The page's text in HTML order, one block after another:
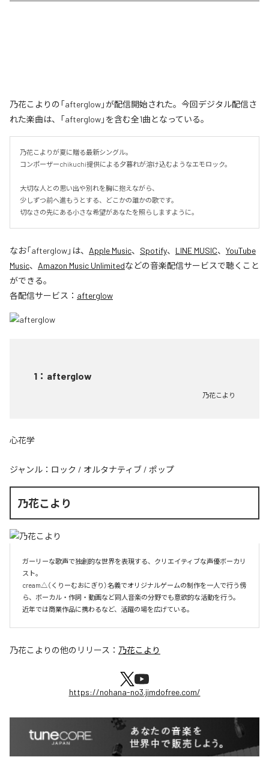
乃花こよりの「afterglow」が配信開始された。今回デジタル配信さ
れた楽曲は、「afterglow」を含む全1曲となっている。
乃花こよりが夏に贈る最新シングル。
コンポーザーchikuchi提供による夕暮れが溶け込むようなエモロック。
大切な人との思い出や別れを胸に抱えながら、
少しずつ前へ進もうとする、どこかの誰かの歌です。
切なさの先にある小さな希望があなたを照らしますように。
なお「afterglow」は、 Apple Music、 Spotify、 LINE MUSIC、 YouTube
Music、 Amazon Music Unlimitedなどの音楽配信サービスで聴くこと
ができる。
各配信サービス： afterglow
1 ： afterglow
乃花こより
心花学
ジャンル： ロック / オルタナティブ / ポップ
乃花こより
ガーリーな歌声で独創的な世界を表現する、クリエイティブな声優ボーカリ
スト。
cream△（くりーむおにぎり）名義でオリジナルゲームの制作を一人で行う傍
ら、ボーカル・作詞・動画など同人音楽の分野でも意欲的な活動を行う。
近年では商業作品に携わるなど、活躍の場を広げている。
乃花こより の他のリリース： 乃花こより
https://nohana-no3.jimdofree.com/